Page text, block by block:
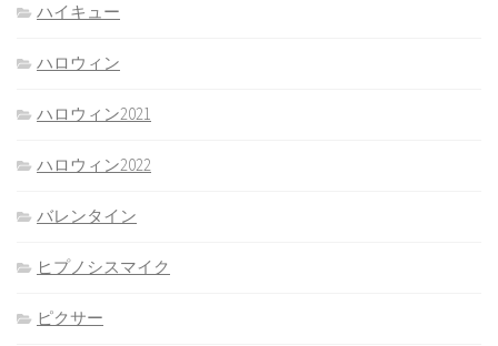
ハイキュー
ハロウィン
ハロウィン2021
ハロウィン2022
バレンタイン
ヒプノシスマイク
ピクサー